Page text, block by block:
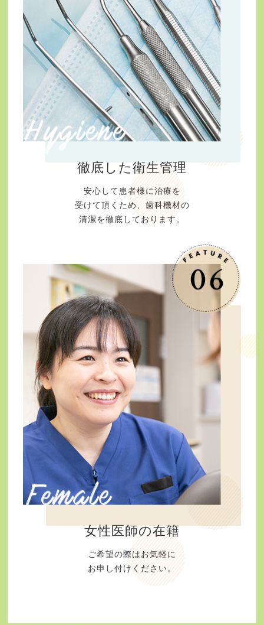
徹底した衛生管理
安心して患者様に治療を
受けて頂くため、歯科機材の
清潔を徹底しております。
女性医師の在籍
ご希望の際はお気軽に
お申し付けください。